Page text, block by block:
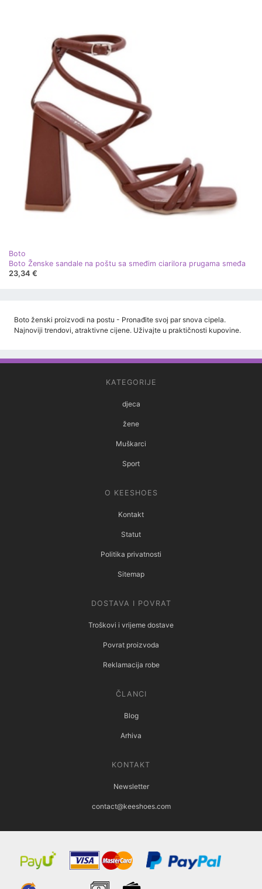
Boto
Boto Ženske sandale na poštu sa smeđim ciarilora prugama smeđa
23,34 €
Boto ženski proizvodi na postu - Pronađite svoj par snova cipela.
Najnoviji trendovi, atraktivne cijene. Uživajte u praktičnosti kupovine.
KATEGORIJE
djeca
žene
Muškarci
Sport
O KEESHOES
Kontakt
Statut
Politika privatnosti
Sitemap
DOSTAVA I POVRAT
Troškovi i vrijeme dostave
Povrat proizvoda
Reklamacija robe
ČLANCI
Blog
Arhiva
KONTAKT
Newsletter
contact@keeshoes.com